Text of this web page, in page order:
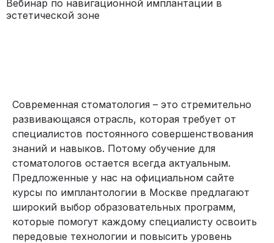
Вебинар по навигационной имплантации в
эстетической зоне
Современная стоматология – это стремительно
развивающаяся отрасль, которая требует от
специалистов постоянного совершенствования
знаний и навыков. Потому обучение для
стоматологов остается всегда актуальным.
Предложенные у нас на официальном сайте
курсы по имплантологии в Москве предлагают
широкий выбор образовательных программ,
которые помогут каждому специалисту освоить
передовые технологии и повысить уровень